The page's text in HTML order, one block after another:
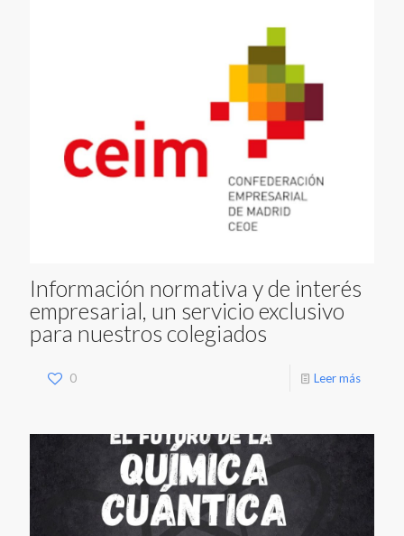
Información normativa y de interés
empresarial, un servicio exclusivo
para nuestros colegiados
0 Leer más